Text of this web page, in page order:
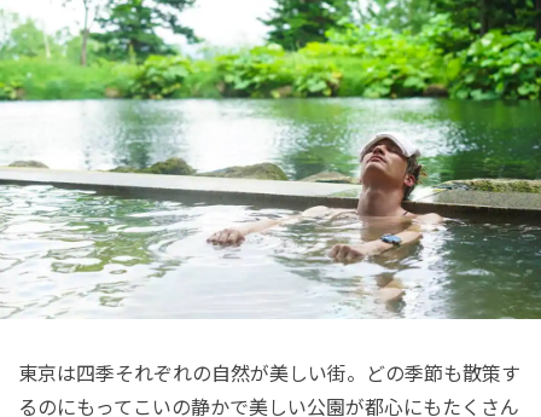
東京は四季それぞれの自然が美しい街。どの季節も散策す
るのにもってこいの静かで美しい公園が都心にもたくさん